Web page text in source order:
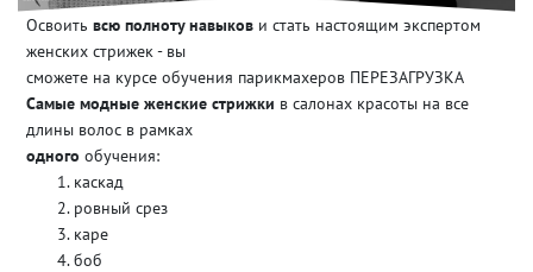
Освоить всю полноту навыков и стать настоящим экспертом
женских стрижек - вы
сможете на курсе обучения парикмахеров ПЕРЕЗАГРУЗКА
Самые модные женские стрижки в салонах красоты на все
длины волос в рамках
одного обучения:
каскад
ровный срез
каре
боб